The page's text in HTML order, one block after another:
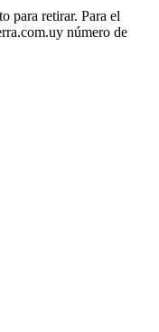
para retirar. Para el
número de